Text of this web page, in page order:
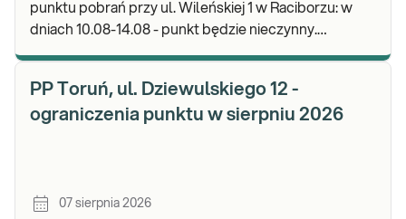
punktu pobrań przy ul. Wileńskiej 1 w Raciborzu: w
dniach 10.08-14.08 - punkt będzie nieczynny.
PP Toruń, ul. Dziewulskiego 12 -
ograniczenia punktu w sierpniu 2026
07 sierpnia 2026